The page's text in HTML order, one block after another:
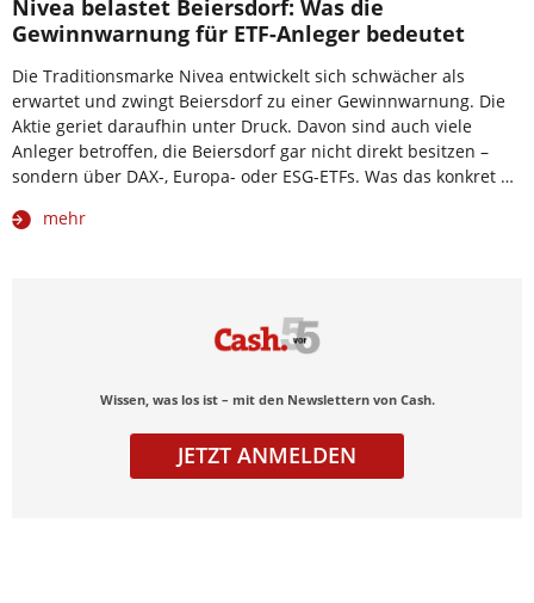
Nivea belastet Beiersdorf: Was die
Gewinnwarnung für ETF-Anleger bedeutet
Die Traditionsmarke Nivea entwickelt sich schwächer als
erwartet und zwingt Beiersdorf zu einer Gewinnwarnung. Die
Aktie geriet daraufhin unter Druck. Davon sind auch viele
Anleger betroffen, die Beiersdorf gar nicht direkt besitzen –
sondern über DAX-, Europa- oder ESG-ETFs. Was das konkret …
mehr
Wissen, was los ist – mit den Newslettern von Cash.
JETZT ANMELDEN